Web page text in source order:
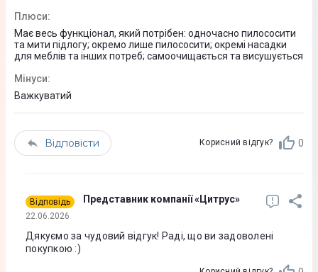
Плюси:
Має весь функціонал, який потрібен: одночасно пилососити
та мити підлогу; окремо лише пилососити; окремі насадки
для меблів та інших потреб; самоочищається та висушується
Мінуси:
Важкуватий
Відповісти Корисний відгук? 0
Відповідь Представник компанії «Цитрус»
22.06.2026
Дякуємо за чудовий відгук! Раді, що ви задоволені
покупкою :)